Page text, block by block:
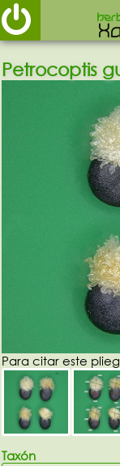
Petrocoptis
Para citar este
Taxón